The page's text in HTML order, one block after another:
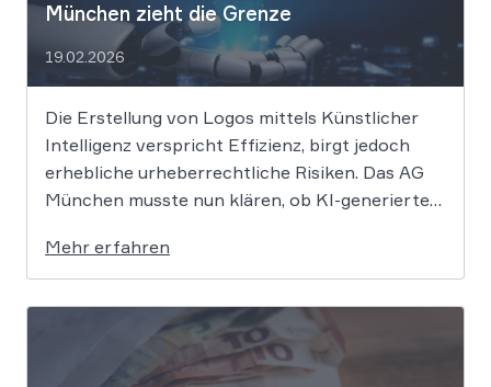
München zieht die Grenze
19.02.2026
Die Erstellung von Logos mittels Künstlicher
Intelligenz verspricht Effizienz, birgt jedoch
erhebliche urheberrechtliche Risiken. Das AG
München musste nun klären, ob KI-generierte
erreichen, um rechtlichen Schutz gegen
Nachahmung zu genießen. Die Entscheidung
verdeutlicht, dass der bloße Einsatz von
Algorithmen ohne menschliche Prägung den
Schutzraum des […]
Mehr erfahren